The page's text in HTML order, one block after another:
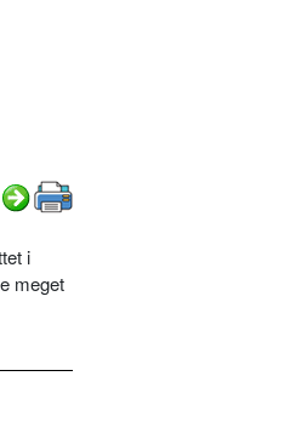
i
meget